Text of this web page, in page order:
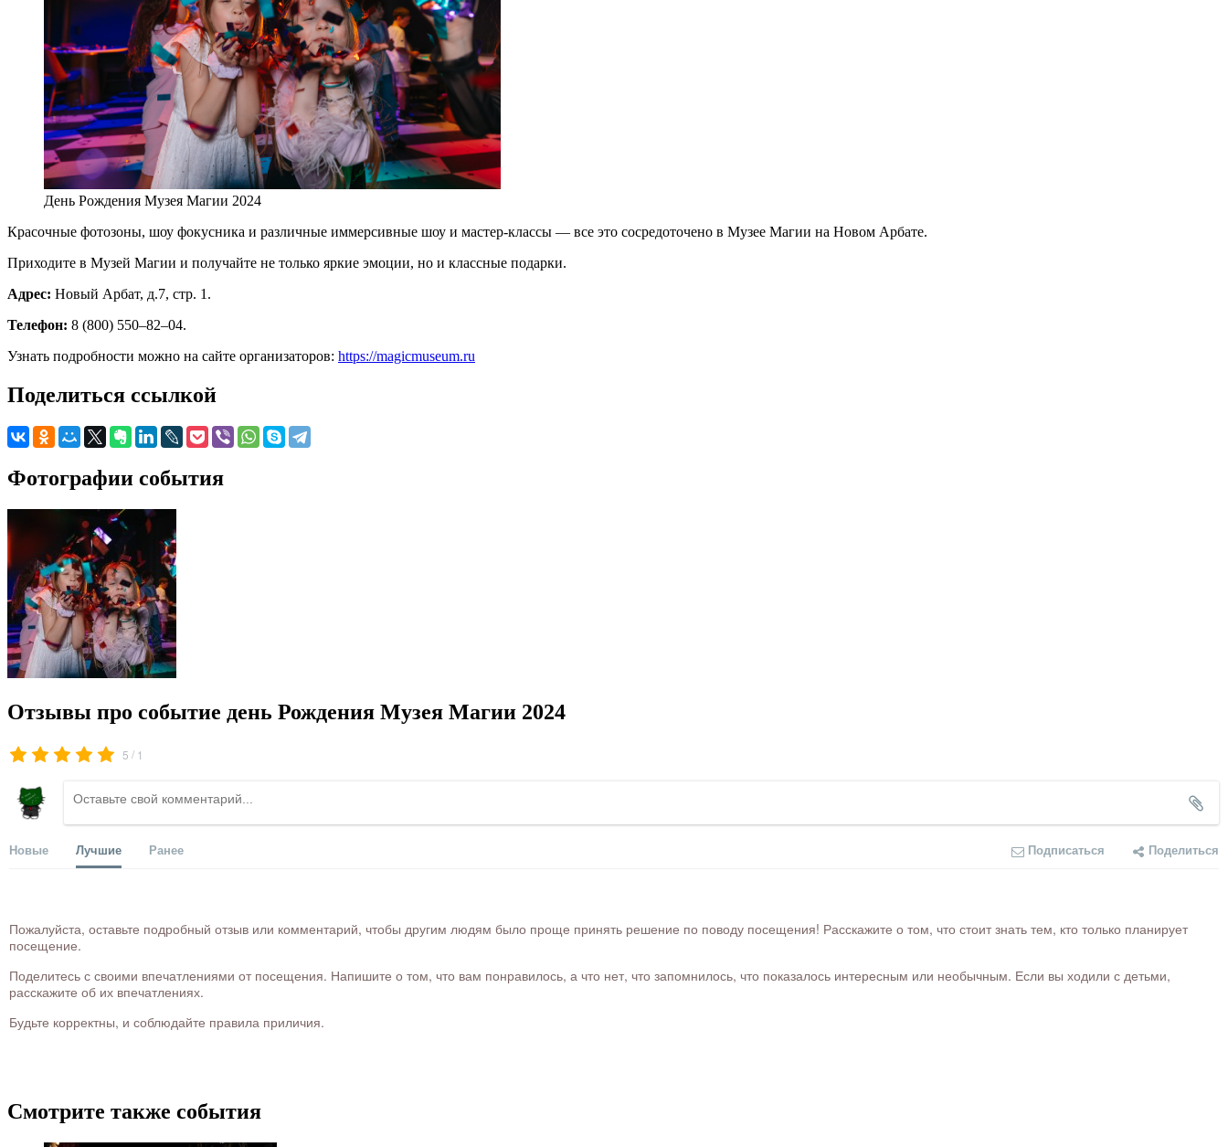
День Рождения Музея Магии 2024
Красочные фотозоны, шоу фокусника и различные иммерсивные шоу и мастер-классы — все это сосредоточено в Музее Магии на Новом Арбате.
Приходите в Музей Магии и получайте не только яркие эмоции, но и классные подарки.
Адрес: Новый Арбат, д.7, стр. 1.
Телефон: 8 (800) 550–82–04.
Узнать подробности можно на сайте организаторов: https://magicmuseum.ru
Поделиться ссылкой
Фотографии события
Отзывы про событие день Рождения Музея Магии 2024
5 / 1
Новые Лучшие Ранее Подписаться Поделиться
Пожалуйста, оставьте подробный отзыв или комментарий, чтобы другим людям было проще принять решение по поводу посещения! Расскажите о том, что стоит знать тем, кто только планирует
посещение.
Поделитесь с своими впечатлениями от посещения. Напишите о том, что вам понравилось, а что нет, что запомнилось, что показалось интересным или необычным. Если вы ходили с детьми,
расскажите об их впечатлениях.
Будьте корректны, и соблюдайте правила приличия.
Смотрите также события